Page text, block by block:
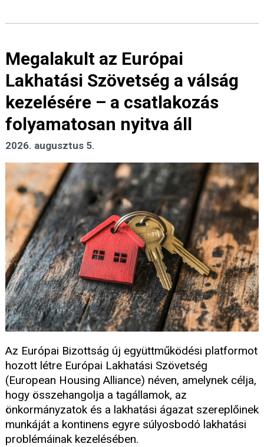
Megalakult az Európai
Lakhatási Szövetség a válság
kezelésére – a csatlakozás
folyamatosan nyitva áll
2026. augusztus 5.
Az Európai Bizottság új együttműködési platformot
hozott létre Európai Lakhatási Szövetség
(European Housing Alliance) néven, amelynek célja,
hogy összehangolja a tagállamok, az
önkormányzatok és a lakhatási ágazat szereplőinek
munkáját a kontinens egyre súlyosbodó lakhatási
problémáinak kezelésében.